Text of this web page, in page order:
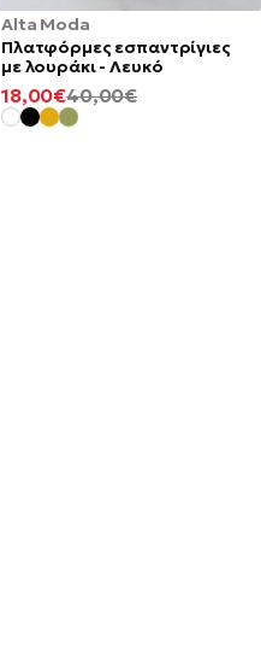
Alta Moda
Πλατφόρμες εσπαντρίγιες
με λουράκι - Λευκό
ΚΑΝΟΝΙΚΉ
40,00€
ΕΛΆΧΙΣΤΗ
ΤΙΜΉ
18,00€